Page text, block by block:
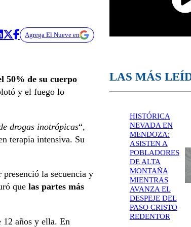
Agrega El Nueve en
50% de su cuerpo
y el fuego lo
drogas inotrópicas“,
terapia intensiva. Su
la secuencia y
que las partes más
12 años y ella. En
LAS MÁS
HISTÓRICA
NEVADA EN
MENDOZA:
ASISTEN A
POBLADORES
DE ALTA
MONTAÑA
MIENTRAS
AVANZA EL
DESPEJE DEL
PASO CRISTO
REDENTOR